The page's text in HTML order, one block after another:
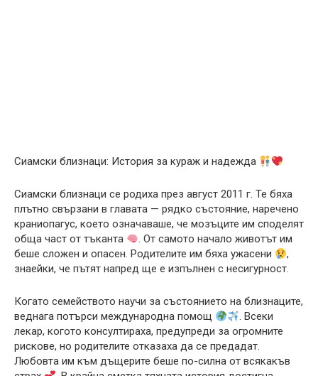
Сиамски близнаци: История за кураж и надежда
Сиамски близнаци се родиха през август 2011 г. Те бяха
плътно свързани в главата — рядко състояние, наречено
краниопагус, което означаваше, че мозъците им споделят
обща част от тъканта
. От самото начало животът им
беше сложен и опасен. Родителите им бяха ужасени
,
знаейки, че пътят напред ще е изпълнен с несигурност.
Когато семейството научи за състоянието на близнаците,
веднага потърси международна помощ
. Всеки
лекар, когото консултираха, предупреди за огромните
рискове, но родителите отказаха да се предадат.
Любовта им към дъщерите беше по-силна от всякакъв